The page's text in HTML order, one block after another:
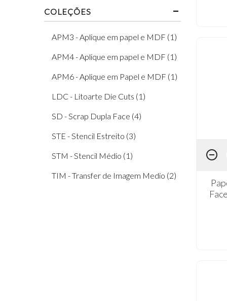
9,8 x 15Cm (5)
COLEÇÕES
APM3 - Aplique em papel e MDF (1)
APM4 - Aplique em papel e MDF (1)
APM6 - Aplique em Papel e MDF (1)
LDC - Litoarte Die Cuts (1)
SD - Scrap Dupla Face (4)
STE - Stencil Estreito (3)
STM - Stencil Médio (1)
TIM - Transfer de Imagem Medio (2)